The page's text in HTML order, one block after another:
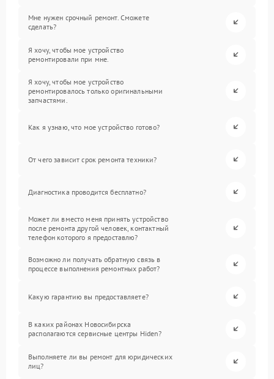
Мне нужен срочный ремонт. Сможете
сделать?
Я хочу, чтобы мое устройство
ремонтировали при мне.
Я хочу, чтобы мое устройство
ремонтировалось только оригинальными
запчастями.
Как я узнаю, что мое устройство готово?
От чего зависит срок ремонта техники?
Диагностика проводится бесплатно?
Может ли вместо меня принять устройство
после ремонта другой человек, контактный
телефон которого я предоставлю?
Возможно ли получать обратную связь в
процессе выполнения ремонтных работ?
Какую гарантию вы предоставляете?
В каких районах Новосибирска
располагаются сервисные центры Hiden?
Выполняете ли вы ремонт для юридических
лиц?